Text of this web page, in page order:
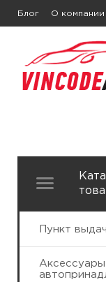
Блог О компании
Пункт
Аксессуары